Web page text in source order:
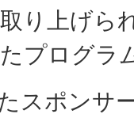
り上げら
プログラ
スポンサ